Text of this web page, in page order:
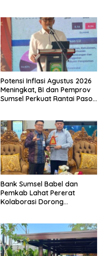
Potensi Inflasi Agustus 2026
Meningkat, BI dan Pemprov
Sumsel Perkuat Rantai Pasok
Bank Sumsel Babel dan
Pemkab Lahat Pererat
Kolaborasi Dorong